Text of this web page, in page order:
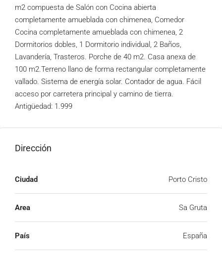
m2 compuesta de Salón con Cocina abierta
completamente amueblada con chimenea, Comedor
Cocina completamente amueblada con chimenea, 2
Dormitorios dobles, 1 Dormitorio individual, 2 Baños,
Lavandería, Trasteros. Porche de 40 m2. Casa anexa de
100 m2.Terreno llano de forma rectangular completamente
vallado. Sistema de energía solar. Contador de agua. Fácil
acceso por carretera principal y camino de tierra.
Antigüedad: 1.999
Dirección
Ciudad Porto Cristo
Area Sa Gruta
País España